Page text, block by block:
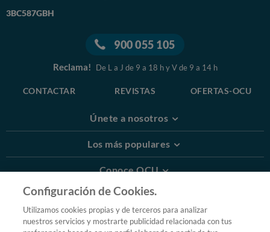
3BC587GBH
900 055 105
Reclama! De L a J de 9 a 18 h y V de 9 a 14 h
CONTACTAR REVISTAS OFERTAS-OCU
Únete a nosotros
Los más populares
Conoce OCU
Más Información
© 2026 OCU
Configuración de Cookies.
Utilizamos cookies propias y de terceros para analizar
nuestros servicios y mostrarte publicidad relacionada con tus